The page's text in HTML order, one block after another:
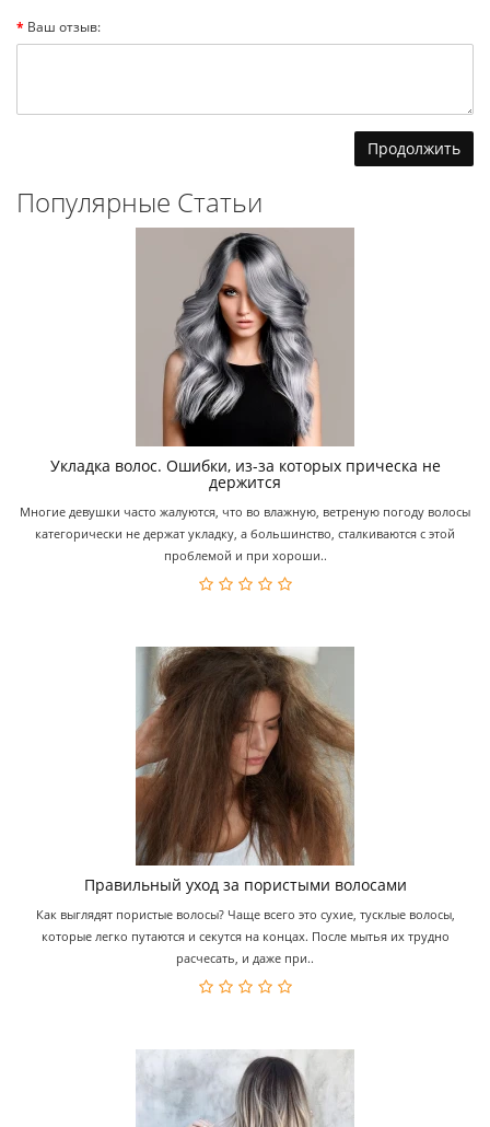
Ваш отзыв:
Продолжить
Популярные Статьи
Укладка волос. Ошибки, из-за которых прическа не
держится
Многие девушки часто жалуются, что во влажную, ветреную погоду волосы
категорически не держат укладку, а большинство, сталкиваются с этой
проблемой и при хороши..
Правильный уход за пористыми волосами
Как выглядят пористые волосы? Чаще всего это сухие, тусклые волосы,
которые легко путаются и секутся на концах. После мытья их трудно
расчесать, и даже при..